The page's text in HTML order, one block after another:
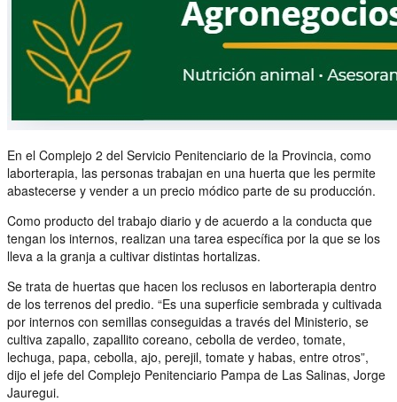
En el Complejo 2 del Servicio Penitenciario de la Provincia, como
laborterapia, las personas trabajan en una huerta que les permite
abastecerse y vender a un precio módico parte de su producción.
Como producto del trabajo diario y de acuerdo a la conducta que
tengan los internos, realizan una tarea específica por la que se los
lleva a la granja a cultivar distintas hortalizas.
Se trata de huertas que hacen los reclusos en laborterapia dentro
de los terrenos del predio. “Es una superficie sembrada y cultivada
por internos con semillas conseguidas a través del Ministerio, se
cultiva zapallo, zapallito coreano, cebolla de verdeo, tomate,
lechuga, papa, cebolla, ajo, perejil, tomate y habas, entre otros”,
dijo el jefe del Complejo Penitenciario Pampa de Las Salinas, Jorge
Jauregui.